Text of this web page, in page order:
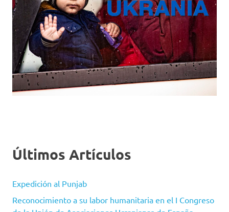
Últimos Artículos
Expedición al Punjab
Reconocimiento a su labor humanitaria en el I Congreso